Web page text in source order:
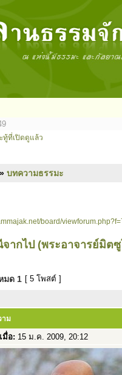
ทู้ที่เปิดดูแล้ว
» บทความธรรมะ
board/
ากไป (พระอาจารย์มิตซู
มด 1 [ 5 โพสต์ ]
าม
เมื่อ: 15 ม.ค. 2009, 20:12